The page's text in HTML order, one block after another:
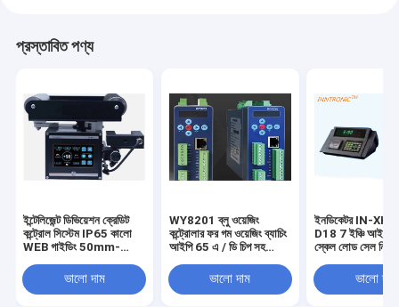
প্রস্তাবিত পণ্য
ইন্টেলিজেন্ট ডিভিয়েশন ক্রেডিট
কন্ট্রোল সিস্টেম IP65 কালো
WEB গাইডিং 50mm-
ভালো দাম
WY8201 ব্লু ওয়েজিং
কন্ট্রোলার ফর গম ওয়েজিং ব্যাচিং
আইপি 65 এ / ডি চিপ সহ
ভালো দাম
ইনডিকেটর IN-
D18 7 ইঞ্চি আইপি
স্কেল লোড সেল
0.5uV / দিনভালো দাম